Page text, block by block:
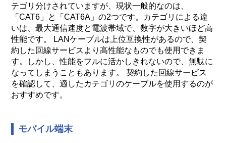
テゴリ分けされていますが、現状一般的なのは、
「CAT6」と「CAT6A」の2つです。カテゴリによる違
いは、最大通信速度と電波帯域で、数字が大きいほど高
性能です。 LANケーブルは上位互換性があるので、契
約した回線サービスより高性能なものでも使用できま
す。しかし、性能をフルに活かしきれないので、無駄に
なってしまうこともあります。 契約した回線サービス
を確認して、適したカテゴリのケーブルを使用するのが
おすすめです。
モバイル端末